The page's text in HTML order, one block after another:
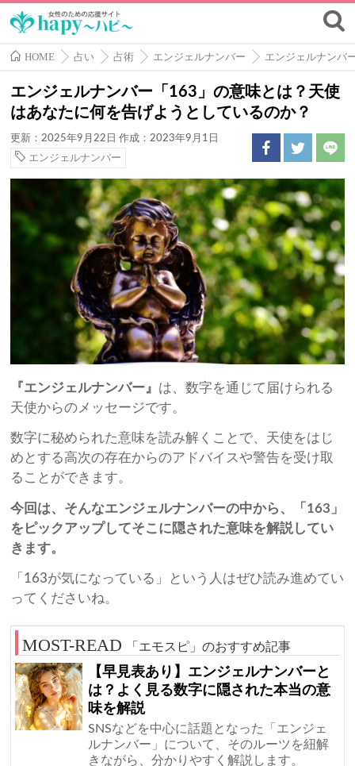
HOME 占い 占術 エンジェルナンバー エンジェルナンバ
エンジェルナンバー「163」の意味とは？天使
はあなたに何を告げようとしているのか？
更新：2025年9月22日 作成：2023年9月1日
エンジェルナンバー
『エンジェルナンバー』 は、数字を通じて届けられる
天使からのメッセージです。
数字に秘められた意味を読み解くことで、天使をはじ
めとする高次の存在からのアドバイスや警告を受け取
ることができます。
今回は、そんなエンジェルナンバーの中から、「163」
をピックアップしてそこに隠された意味を解説してい
きます。
「163が気になっている」という人はぜひ読み進めてい
ってくださいね。
「エモスピ」のおすすめ記事
【早見表あり】エンジェルナンバーと
は？よく見る数字に隠された本当の意
味を解説
SNSなどを中心に話題となった「エンジェ
ルナンバー」について、そのルーツを紐解
きながら、分かりやすく解説します。